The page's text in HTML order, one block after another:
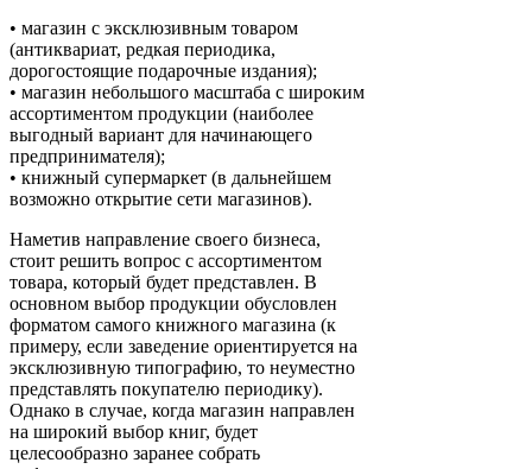
• магазин с эксклюзивным товаром
(антиквариат, редкая периодика,
дорогостоящие подарочные издания);
• магазин небольшого масштаба с широким
ассортиментом продукции (наиболее
выгодный вариант для начинающего
предпринимателя);
• книжный супермаркет (в дальнейшем
возможно открытие сети магазинов).
Наметив направление своего бизнеса,
стоит решить вопрос с ассортиментом
товара, который будет представлен. В
основном выбор продукции обусловлен
форматом самого книжного магазина (к
примеру, если заведение ориентируется на
эксклюзивную типографию, то неуместно
представлять покупателю периодику).
Однако в случае, когда магазин направлен
на широкий выбор книг, будет
целесообразно заранее собрать